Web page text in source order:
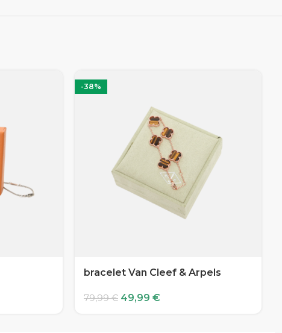
-38%
bracelet Van Cleef & Arpels
79,99€ 49,99 €